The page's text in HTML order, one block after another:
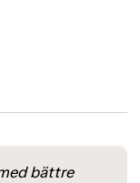
bättre